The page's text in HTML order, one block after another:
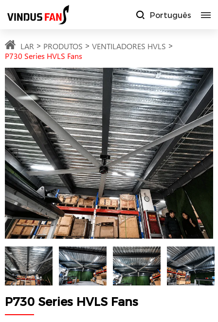
Português
LAR PRODUTOS VENTILADORES HVLS
P730 Series HVLS Fans
P730 Series HVLS Fans